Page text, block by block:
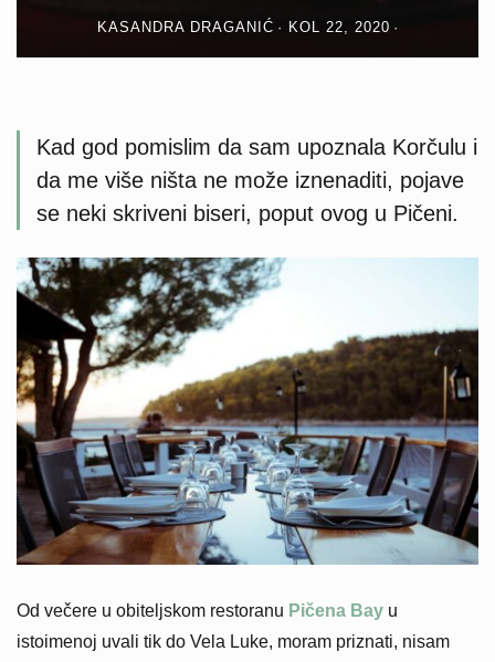
KASANDRA DRAGANIĆ KOL 22, 2020
Kad god pomislim da sam upoznala Korčulu i
da me više ništa ne može iznenaditi, pojave
se neki skriveni biseri, poput ovog u Pičeni.
Od večere u obiteljskom restoranu Pičena Bay u
istoimenoj uvali tik do Vela Luke, moram priznati, nisam